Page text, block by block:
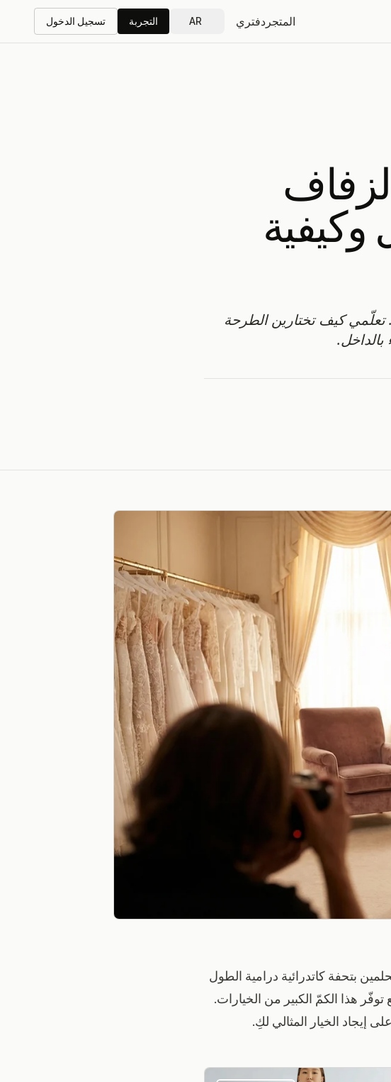
المتجر دفتري AR التجربة تسجيل الدخول
وكيفية
تعلّمي كيف تختارين الطرحة
بتحفة كاتدرائية درامية الطول
توفّر هذا الكمّ الكبير من الخيارات.
الخيار المثالي لكِ.